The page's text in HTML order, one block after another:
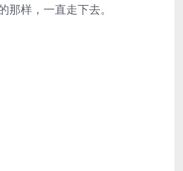
那样，一直走下去。